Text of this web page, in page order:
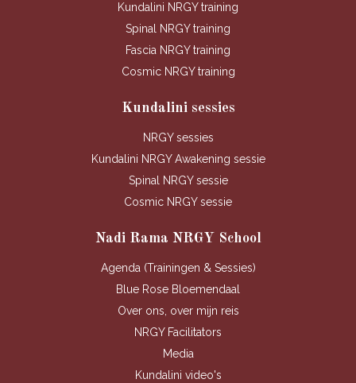
Kundalini NRGY training
Spinal NRGY training
Fascia NRGY training
Cosmic NRGY training
Kundalini sessies
NRGY sessies
Kundalini NRGY Awakening sessie
Spinal NRGY sessie
Cosmic NRGY sessie
Nadi Rama NRGY School
Agenda (Trainingen & Sessies)
Blue Rose Bloemendaal
Over ons, over mijn reis
NRGY Facilitators
Media
Kundalini video's